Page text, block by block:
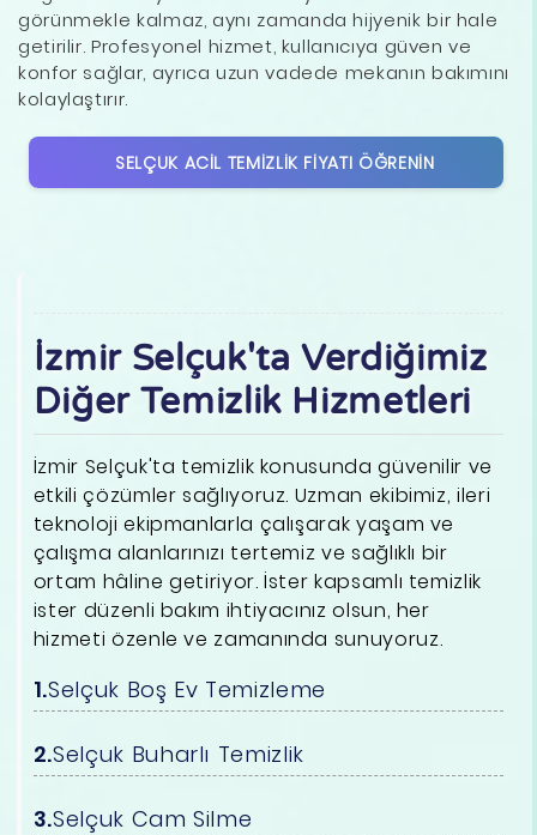
görünmekle kalmaz, aynı zamanda hijyenik bir hale
getirilir. Profesyonel hizmet, kullanıcıya güven ve
konfor sağlar, ayrıca uzun vadede mekanın bakımını
kolaylaştırır.
SELÇUK ACIL TEMIZLIK FIYATI ÖĞRENIN
İzmir Selçuk'ta Verdiğimiz
Diğer Temizlik Hizmetleri
İzmir Selçuk'ta temizlik konusunda güvenilir ve
etkili çözümler sağlıyoruz. Uzman ekibimiz, ileri
teknoloji ekipmanlarla çalışarak yaşam ve
çalışma alanlarınızı tertemiz ve sağlıklı bir
ortam hâline getiriyor. İster kapsamlı temizlik
ister düzenli bakım ihtiyacınız olsun, her
hizmeti özenle ve zamanında sunuyoruz.
Selçuk Boş Ev Temizleme
Selçuk Buharlı Temizlik
Selçuk Cam Silme